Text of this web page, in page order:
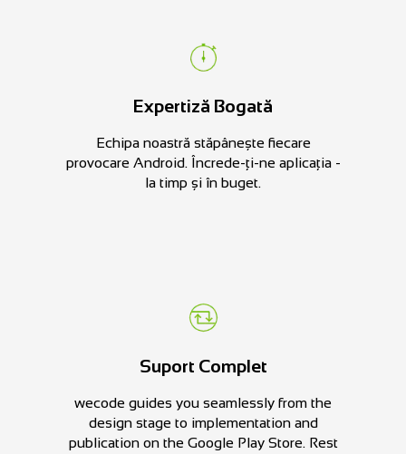
Expertiză Bogată
Echipa noastră stăpânește fiecare
provocare Android. Încrede-ți-ne aplicația -
la timp și în buget.
Suport Complet
wecode guides you seamlessly from the
design stage to implementation and
publication on the Google Play Store. Rest